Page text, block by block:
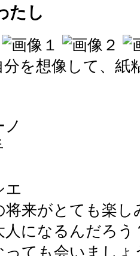
たし
分を想像して、紙
エ
将来がとても楽し
人になるんだろう
っても会いましょ